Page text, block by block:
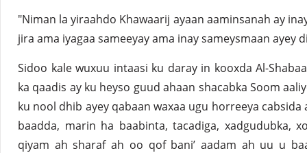
"Niman la yiraahdo Khawaarij ayaan aaminsanah ay
jira ama iyagaa sameeyay ama inay sameysmaan ayey
Sidoo kale wuxuu intaasi ku daray in kooxda Al-
ka qaadis ay ku heyso guud ahaan shacabka Soom
ku nool dhib ayey qabaan waxaa ugu horreeya
baadda, marin ha baabinta, tacadiga, xadgudubka,
qiyam ah sharaf ah oo qof bani’ aadam ah uu u